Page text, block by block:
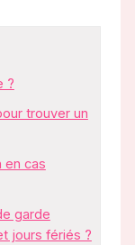
?
trouver un
en cas
garde
jours fériés ?